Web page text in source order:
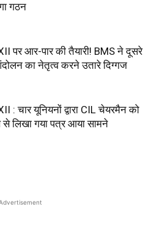
गठन
पर आर-पार की तैयारी! BMS ने दूसरे
का नेतृत्व करने उतारे दिग्गज
: चार यूनियनों द्वारा CIL चेयरमैन को
लिखा गया पत्र आया सामने